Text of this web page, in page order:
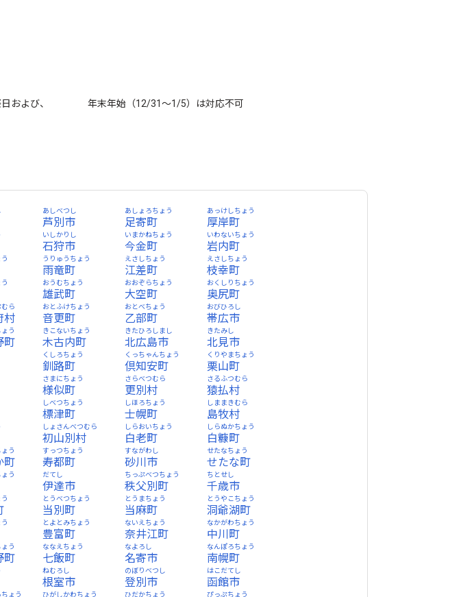
よび、 年末年始（12/31～1/5）は対応不可
芦別市
あしべつし
足寄町
あしょろちょう
厚岸町
あっけしちょう
石狩市
いしかりし
今金町
いまかねちょう
岩内町
いわないちょう
雨竜町
うりゅうちょう
江差町
えさしちょう
枝幸町
えさしちょう
雄武町
おうむちょう
大空町
おおぞらちょう
奥尻町
おくしりちょう
村
ら
音更町
おとふけちょう
乙部町
おとべちょう
帯広市
おびひろし
町
う
木古内町
きこないちょう
北広島市
きたひろしまし
北見市
きたみし
釧路町
くしろちょう
倶知安町
くっちゃんちょう
栗山町
くりやまちょう
様似町
さまにちょう
更別村
さらべつむら
猿払村
さるふつむら
標津町
しべつちょう
士幌町
しほろちょう
島牧村
しままきむら
初山別村
しょさんべつむら
白老町
しらおいちょう
白糠町
しらぬかちょう
町
う
寿都町
すっつちょう
砂川市
すながわし
せたな町
せたなちょう
う
伊達市
だてし
秩父別町
ちっぷべつちょう
千歳市
ちとせし
当別町
とうべつちょう
当麻町
とうまちょう
洞爺湖町
とうやこちょう
豊富町
とよとみちょう
奈井江町
ないえちょう
中川町
なかがわちょう
町
う
七飯町
ななえちょう
名寄市
なよろし
南幌町
なんぽろちょう
根室市
ねむろし
登別市
のぼりべつし
函館市
はこだてし
ょう ひがしかわちょう ひだかちょう ぴっぷちょう